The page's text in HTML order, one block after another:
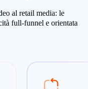
al retail media: le
full-funnel e orientata